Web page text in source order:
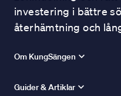
investering i bättre
återhämtning och
Om KungSängen
Guider & Artiklar